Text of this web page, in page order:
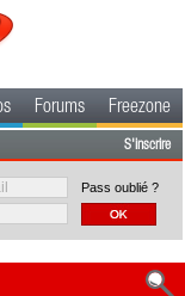
Forums Freezone
S'inscrire
Pass oublié ?